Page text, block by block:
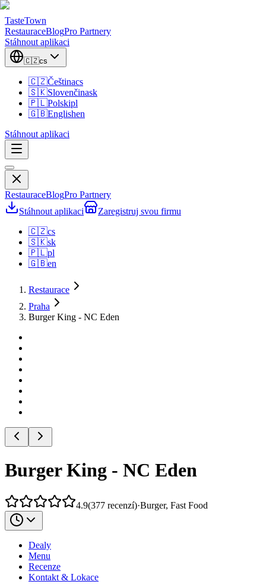
TasteTown
RestauraceBlogPro Partnery
Stáhnout aplikaci
🇨🇿cs
🇨🇿Češtinacs
🇸🇰Slovenčinask
🇵🇱Polskipl
🇬🇧Englishen
Stáhnout aplikaci
RestauraceBlogPro Partnery
Stáhnout aplikaci
Zaregistruj svou firmu
🇨🇿cs
🇸🇰sk
🇵🇱pl
🇬🇧en
Restaurace
Praha
Burger King - NC Eden
Burger King - NC Eden
4.9(377 recenzí)·Burger, Fast Food
Dealy
Menu
Recenze
Kontakt & Lokace